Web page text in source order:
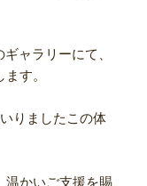
ャラリーにて、
す。
りましたこの体
温かいご支援を賜